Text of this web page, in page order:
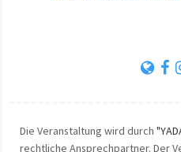
Die Veranstaltung wird durch
rechtliche Ansprechpartner. Der